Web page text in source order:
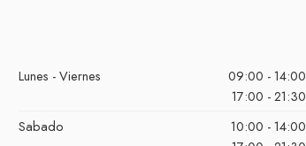
Lunes - Viernes
09:00 - 14:00
17:00 - 21:30
Sabado
10:00 - 14:00